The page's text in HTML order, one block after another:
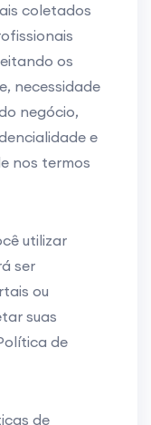
coletados
os
necessidade
negócio,
e
nos termos
utilizar
ser
ou
suas
de
de